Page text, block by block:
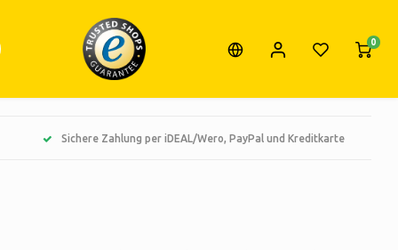
0
Sichere Zahlung per iDEAL/Wero, PayPal und Kreditkarte